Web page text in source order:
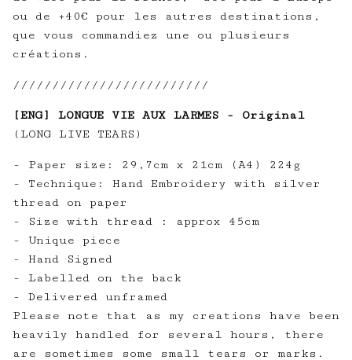
ou de +40€ pour les autres destinations,
que vous commandiez une ou plusieurs
créations.
/////////////////////////
[ENG] LONGUE VIE AUX LARMES - Original
(LONG LIVE TEARS)
- Paper size: 29,7cm x 21cm (A4) 224g
- Technique: Hand Embroidery with silver
thread on paper
- Size with thread : approx 45cm
- Unique piece
- Hand Signed
- Labelled on the back
- Delivered unframed
Please note that as my creations have been
heavily handled for several hours, there
are sometimes some small tears or marks.